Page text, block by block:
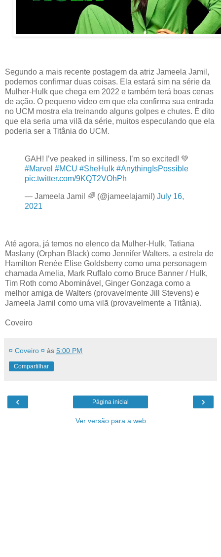
Segundo a mais recente postagem da atriz Jameela Jamil,
podemos confirmar duas coisas. Ela estará sim na série da
Mulher-Hulk que chega em 2022 e também terá boas cenas
de ação. O pequeno video em que ela confirma sua entrada
no UCM mostra ela treinando alguns golpes e chutes. É dito
que ela seria uma vilã da série, muitos especulando que ela
poderia ser a Titânia do UCM.
GAH! I’ve peaked in silliness. I’m so excited! 💚
#Marvel #MCU #SheHulk #AnythingIsPossible
pic.twitter.com/9KQT2VOhPh
— Jameela Jamil 🌈 (@jameelajamil) July 16,
2021
Até agora, já temos no elenco da Mulher-Hulk, Tatiana
Maslany (Orphan Black) como Jennifer Walters, a estrela de
Hamilton Renée Elise Goldsberry como uma personagem
chamada Amelia, Mark Ruffalo como Bruce Banner / Hulk,
Tim Roth como Abominável, Ginger Gonzaga como a
melhor amiga de Walters (provavelmente Jill Stevens) e
Jameela Jamil como uma vilã (provavelmente a Titânia).
Coveiro
¤ Coveiro ¤ às 5:00 PM
Compartilhar
‹ ›
Página inicial
Ver versão para a web